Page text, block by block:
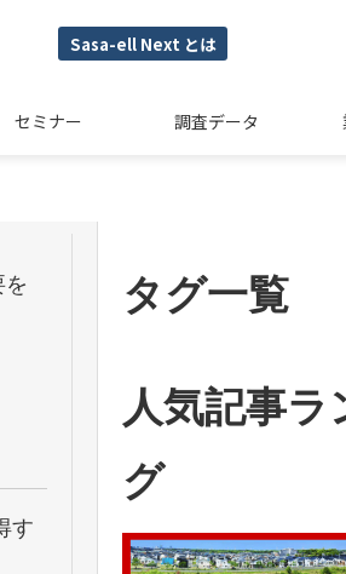
Sasa-ell Next とは
セミナー 調査データ
す
タグ一覧
人気記事ラ
グ